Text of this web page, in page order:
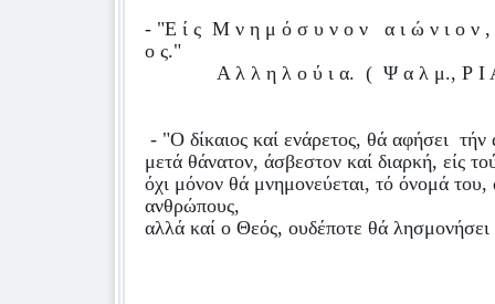
- "Ε ί ς Μ ν η μ ό σ υ ν ο ν
α ι ώ ν ι ο ν ,
ο ς."
Α λ λ η λ ο ύ ι α. ( Ψ α λ μ., Ρ Ι
- "Ο δίκαιος καί ενάρετος, θά αφήσει τήν
μετά θάνατον, άσβεστον καί διαρκή, είς
όχι μόνον θά μνημονεύεται, τό όνομά του,
ανθρώπους,
αλλά καί ο Θεός, ουδέποτε θά λησμονήσει